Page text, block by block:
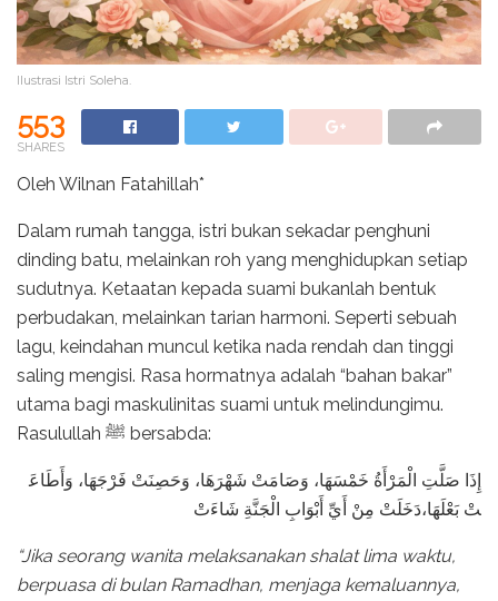
Ilustrasi Istri Soleha.
553
SHARES
Oleh Wilnan Fatahillah*
Dalam rumah tangga, istri bukan sekadar penghuni
dinding batu, melainkan roh yang menghidupkan setiap
sudutnya. Ketaatan kepada suami bukanlah bentuk
perbudakan, melainkan tarian harmoni. Seperti sebuah
lagu, keindahan muncul ketika nada rendah dan tinggi
saling mengisi. Rasa hormatnya adalah “bahan bakar”
utama bagi maskulinitas suami untuk melindungimu.
Rasulullah ﷺ bersabda:
إِذَا صَلَّتِ الْمَرْأَةُ خَمْسَهَا، وَصَامَتْ شَهْرَهَا، وَحَصِنَتْ فَرْجَهَا، وَأَطَاعَ
تْ بَعْلَهَا،دَخَلَتْ مِنْ أَيِّ أَبْوَابِ الْجَنَّةِ شَاءَتْ
“Jika seorang wanita melaksanakan shalat lima waktu,
berpuasa di bulan Ramadhan, menjaga kemaluannya,